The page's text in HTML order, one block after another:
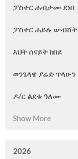
ፓስተር ሐብታሙ ደነበ
ፓስተር ሐይሉ ውብሸት
እህት ሰናይት ከበደ
ወንጌላዌ ያሬድ ጥላሁን
ዶ/ር ልደቱ ዓለሙ
Show More
2026